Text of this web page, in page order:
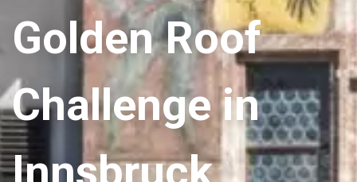
Golden Roof
Challenge in